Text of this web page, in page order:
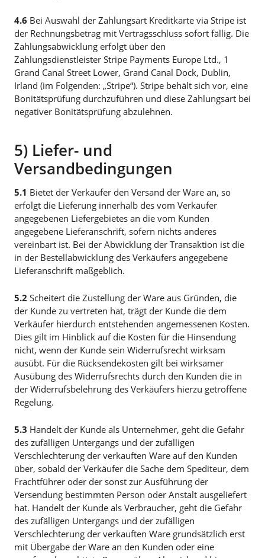
4.6 Bei Auswahl der Zahlungsart Kreditkarte via Stripe ist
der Rechnungsbetrag mit Vertragsschluss sofort fällig. Die
Zahlungsabwicklung erfolgt über den
Zahlungsdienstleister Stripe Payments Europe Ltd., 1
Grand Canal Street Lower, Grand Canal Dock, Dublin,
Irland (im Folgenden: „Stripe“). Stripe behält sich vor, eine
Bonitätsprüfung durchzuführen und diese Zahlungsart bei
negativer Bonitätsprüfung abzulehnen.
5) Liefer- und
Versandbedingungen
5.1 Bietet der Verkäufer den Versand der Ware an, so
erfolgt die Lieferung innerhalb des vom Verkäufer
angegebenen Liefergebietes an die vom Kunden
angegebene Lieferanschrift, sofern nichts anderes
vereinbart ist. Bei der Abwicklung der Transaktion ist die
in der Bestellabwicklung des Verkäufers angegebene
Lieferanschrift maßgeblich.
5.2 Scheitert die Zustellung der Ware aus Gründen, die
der Kunde zu vertreten hat, trägt der Kunde die dem
Verkäufer hierdurch entstehenden angemessenen Kosten.
Dies gilt im Hinblick auf die Kosten für die Hinsendung
nicht, wenn der Kunde sein Widerrufsrecht wirksam
ausübt. Für die Rücksendekosten gilt bei wirksamer
Ausübung des Widerrufsrechts durch den Kunden die in
der Widerrufsbelehrung des Verkäufers hierzu getroffene
Regelung.
5.3 Handelt der Kunde als Unternehmer, geht die Gefahr
des zufälligen Untergangs und der zufälligen
Verschlechterung der verkauften Ware auf den Kunden
über, sobald der Verkäufer die Sache dem Spediteur, dem
Frachtführer oder der sonst zur Ausführung der
Versendung bestimmten Person oder Anstalt ausgeliefert
hat. Handelt der Kunde als Verbraucher, geht die Gefahr
des zufälligen Untergangs und der zufälligen
Verschlechterung der verkauften Ware grundsätzlich erst
mit Übergabe der Ware an den Kunden oder eine